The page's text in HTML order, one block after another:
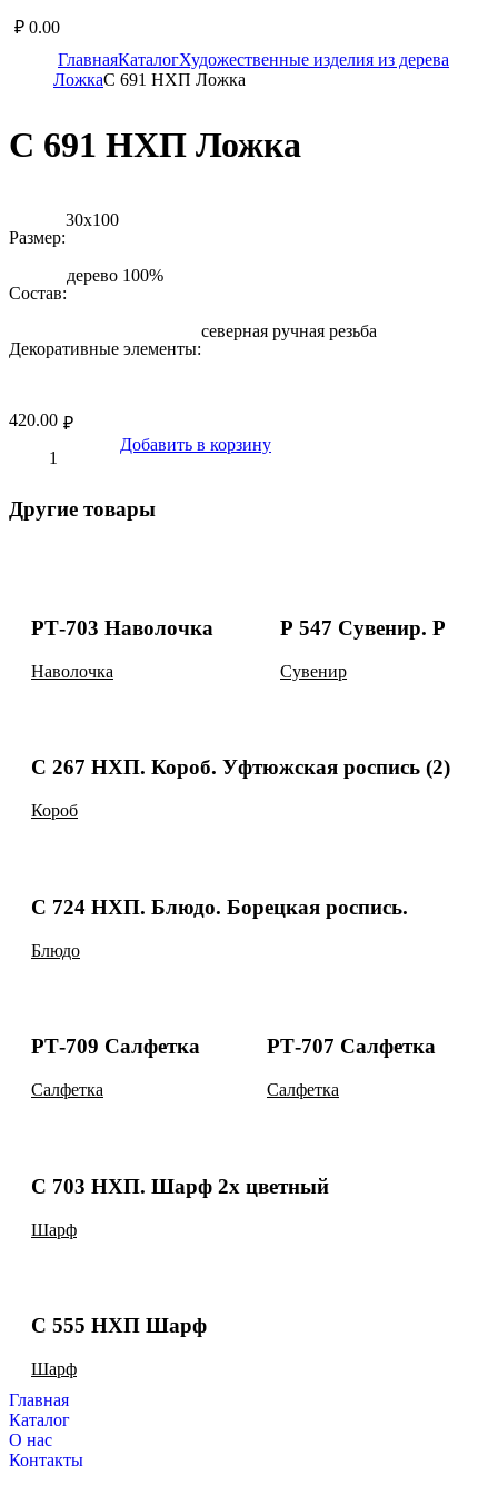
₽ 0.00
ГлавнаяКаталогХудожественные изделия из дерева
ЛожкаС 691 НХП Ложка
С 691 НХП Ложка
Размер:
30х100
Состав:
дерево 100%
Декоративные элементы:
северная ручная резьба
₽
420.00
Добавить в корзину
Другие товары
РТ-703 Наволочка
Наволочка
Р 547 Сувенир. Р
Сувенир
С 267 НХП. Короб. Уфтюжская роспись (2)
Короб
С 724 НХП. Блюдо. Борецкая роспись.
Блюдо
РТ-709 Салфетка
Салфетка
РТ-707 Салфетка
Салфетка
С 703 НХП. Шарф 2х цветный
Шарф
С 555 НХП Шарф
Шарф
Главная
Каталог
О нас
Контакты